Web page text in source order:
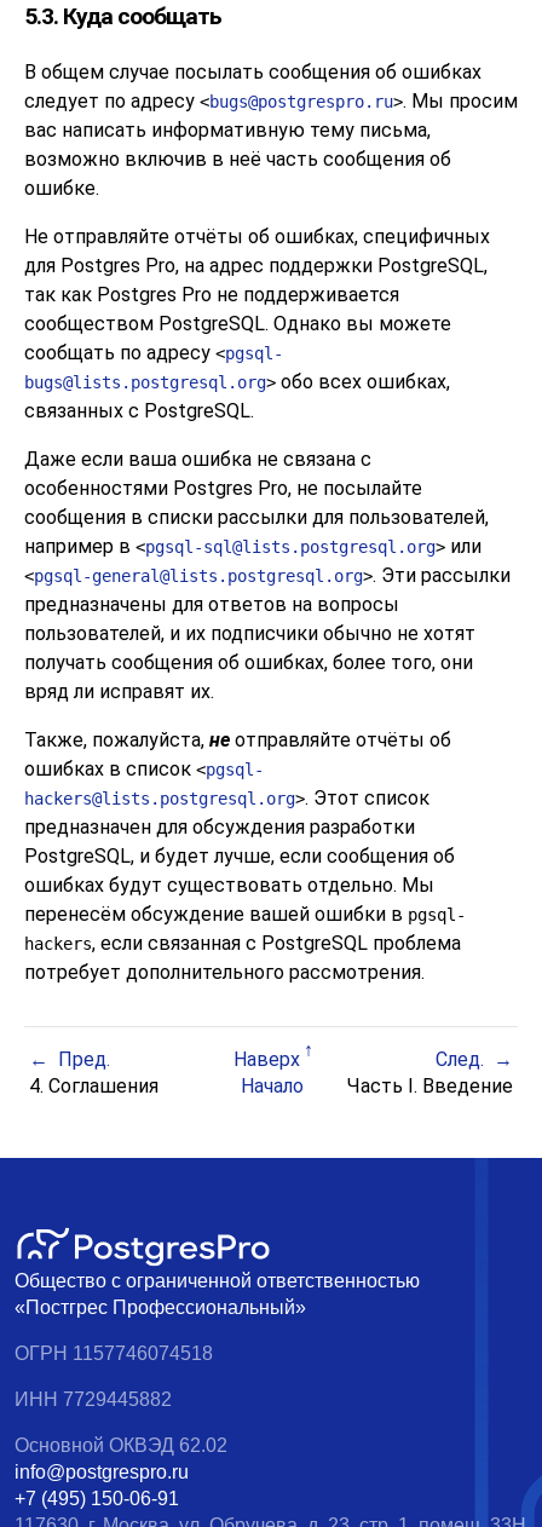
5.3. Куда сообщать
В общем случае посылать сообщения об ошибках
следует по адресу <bugs@postgrespro.ru>. Мы просим
вас написать информативную тему письма,
возможно включив в неё часть сообщения об
ошибке.
Не отправляйте отчёты об ошибках, специфичных
для Postgres Pro, на адрес поддержки PostgreSQL,
так как Postgres Pro не поддерживается
сообществом PostgreSQL. Однако вы можете
сообщать по адресу <pgsql-
bugs@lists.postgresql.org> обо всех ошибках,
связанных с PostgreSQL.
Даже если ваша ошибка не связана с
особенностями Postgres Pro, не посылайте
сообщения в списки рассылки для пользователей,
например в <pgsql-sql@lists.postgresql.org> или
<pgsql-general@lists.postgresql.org>. Эти рассылки
предназначены для ответов на вопросы
пользователей, и их подписчики обычно не хотят
получать сообщения об ошибках, более того, они
вряд ли исправят их.
Также, пожалуйста, не отправляйте отчёты об
ошибках в список <pgsql-
hackers@lists.postgresql.org>. Этот список
предназначен для обсуждения разработки
PostgreSQL, и будет лучше, если сообщения об
ошибках будут существовать отдельно. Мы
перенесём обсуждение вашей ошибки в pgsql-
hackers, если связанная с PostgreSQL проблема
потребует дополнительного рассмотрения.
Пред. Наверх
След.
4. Соглашения
Начало Часть I. Введение
Общество с ограниченной ответственностью
«Постгрес Профессиональный»
ОГРН 1157746074518
ИНН 7729445882
Основной ОКВЭД 62.02
info@postgrespro.ru
+7 (495) 150-06-91